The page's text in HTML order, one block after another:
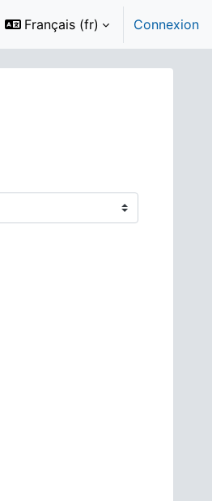
Français ‎(fr)‎ Connexion